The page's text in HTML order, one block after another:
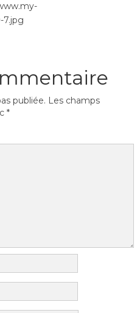
publiée. Les champs
*